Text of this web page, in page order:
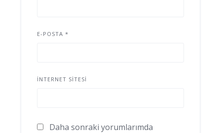
E-POSTA *
İNTERNET SITESI
Daha sonraki yorumlarımda